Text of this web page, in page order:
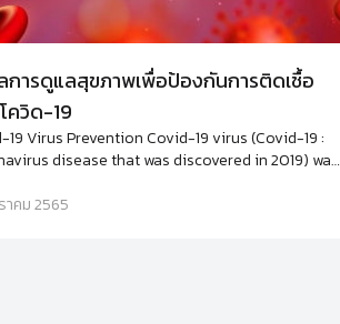
การดูแลสุขภาพเพื่อป้องกันการติดเชื้อ
ควิด-19
19 Virus Prevention Covid-19 virus (Covid-19 :
disease that was discovered in 2019) was
stranded RNA viruses. Get the complete
าคม 2565